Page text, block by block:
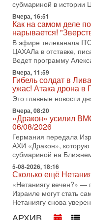
хочет эскалации, но
В эфире телеканала
по вопросам
Международного
31-07-2026, 09:02
Битва за
31/07/2026
Сегодня президент
достижении
разоружении ХАМАСа и
30-07-2026, 17:59
Иран доведет
оценка от военного
Ситуация вокруг
с каждым днем. Почему
отменил решение о
30-07-2026, 16:54
Покупатель
запретить полеты
Вокруг возможной
разгорается громкий
30-07-2026, 08:16
субмариной в
Вчера, 16:51
Как на самом деле
нарывается!
В эфире телеканала
ЦАХАЛа в отставке,
Ведет программу
Вчера, 11:59
Гибель солдат в
ужас! Атака дрона в
Это главные новости
Вчера, 08:20
«Дракон» усилил
06/08/2026
Германия передала
АХИ «Дракон»,
субмариной на
5-08-2026, 18:16
Сколько ещё
«Нетаниягу вечен?»
Израиле могут стать
Нетаниягу снова
АРХИВ